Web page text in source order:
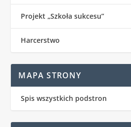
Projekt „Szkoła sukcesu”
Harcerstwo
MAPA STRONY
Spis wszystkich podstron